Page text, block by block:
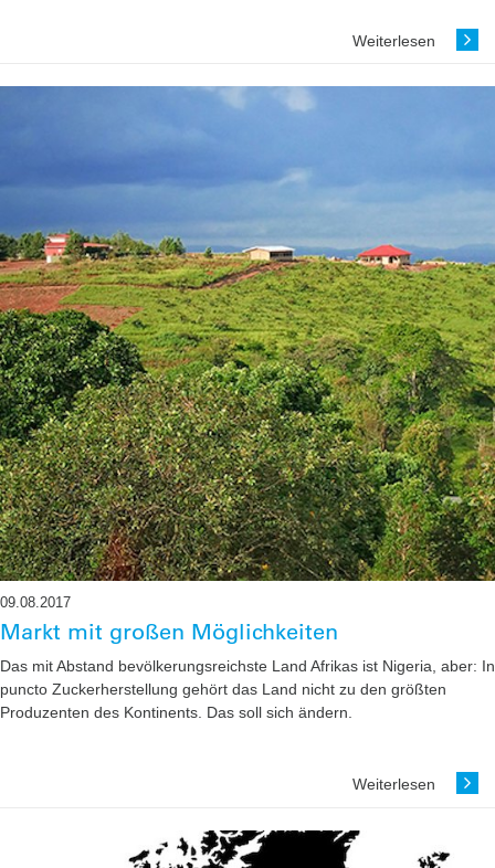
Weiterlesen
09.08.2017
Markt mit großen Möglichkeiten
Das mit Abstand bevölkerungsreichste Land Afrikas ist Nigeria, aber: In
puncto Zuckerherstellung gehört das Land nicht zu den größten
Produzenten des Kontinents. Das soll sich ändern.
Weiterlesen